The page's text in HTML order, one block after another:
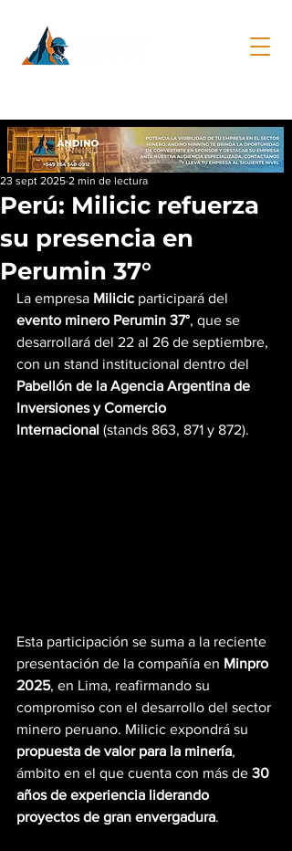
Perú: Milicic refuerza
su presencia en
Perumin 37°
23 sept 2025 2 min de lectura
La empresa Milicic participará del
evento minero Perumin 37°, que se
desarrollará del 22 al 26 de septiembre,
con un stand institucional dentro del
Pabellón de la Agencia Argentina de
Inversiones y Comercio
Internacional (stands 863, 871 y 872).
Esta participación se suma a la reciente
presentación de la compañía en Minpro
2025, en Lima, reafirmando su
compromiso con el desarrollo del sector
minero peruano. Milicic expondrá su
propuesta de valor para la minería,
ámbito en el que cuenta con más de 30
años de experiencia liderando
proyectos de gran envergadura.